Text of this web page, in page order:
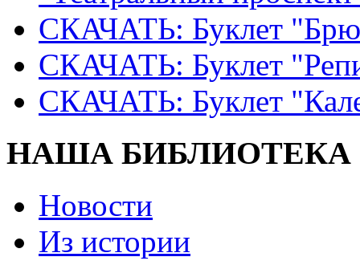
СКАЧАТЬ: Буклет
СКАЧАТЬ: Буклет
СКАЧАТЬ: Буклет
НАША БИБЛИОТЕКА
Новости
Из истории